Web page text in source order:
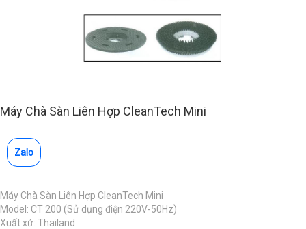
Máy Chà Sàn Liên Hợp CleanTech Mini
Zalo
Máy Chà Sàn Liên Hợp CleanTech Mini
Model: CT 200 (Sử dụng điện 220V-50Hz)
Xuất xứ: Thailand